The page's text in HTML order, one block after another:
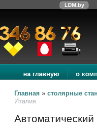
LDM.by
на главную о
Главная » столярные
Италия